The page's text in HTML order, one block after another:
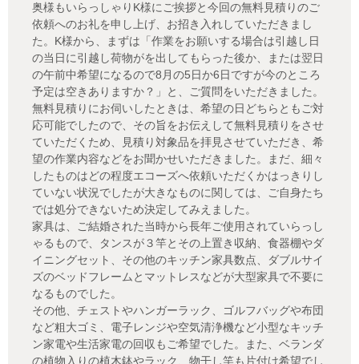
奥様もいらっしゃりK様にご挨拶と今回の無料見積りのご
依頼へのお礼を申し上げ、お招き入れしていただきまし
た。K様から、まずは「作業をお願いする場合は引越し日
の当日に引越し荷物がを出してもらった後か、または翌日
の午前中希望になるので8月の5日か6日ですが今のところ
予定は空きありますか？」と、ご質問をいただきました。
無料見積りにお伺いしたときは、希望の日どちらともご対
応可能でしたので、その旨をお伝えして無料見積りをさせ
ていただくため、見積り対象品を拝見させていただき、希
望の作業内容などをお聞かせいただきました。まだ、細々
したものはどの程度エコーズへ依頼いただくかはっきりし
ていない状況でしたが大きなものに関しては、ご自身たち
では処分できないため決定してみえました。
家具は、ご結婚された当時から長年ご使用されていらっし
ゃるもので、タンスが３竿とその上置き収納、食器棚やダ
イニングセット、その他のキッチン家具数点、ダブルサイ
ズのベッドフレームとマットレスなどが大型家具で不要に
なるものでした。
その他、チェストやハンガーラック、ゴルフバッグや布団
など粗大ゴミ、電子レンジや空気清浄機など小型なキッチ
ン家電や生活家電の回収もご希望でした。また、ベランダ
の植物入りの植木鉢やラック、物干し竿も片付け希望でし